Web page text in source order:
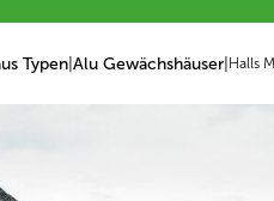
Typen Alu Gewächshäuser Halls